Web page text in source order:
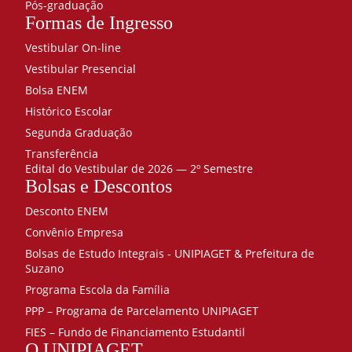
Vertebral
funcional
dos
membros
inferiores
Bases da
Terapia
Manual
90
Oratória
20
Terapia
Manual –
mobilizações
e
manipulação
articular
30
Imagenologia
Pós-graduação
Formas de Ingresso
Vestibular On-line
Vestibular Presencial
Bolsa ENEM
Histórico Escolar
Segunda Graduação
Transferência
Edital do Vestibular de 2026 — 2º Semestre
Bolsas e Descontos
Desconto ENEM
Convênio Empresa
Bolsas de Estudo Integrais - UNIPIAGET & Prefeitura de
Suzano
Programa Escola da Família
PPP – Programa de Parcelamento UNIPIAGET
FIES – Fundo de Financiamento Estudantil